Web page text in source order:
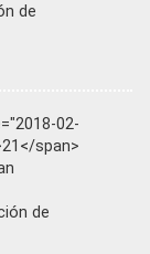
de
02-
span>
de